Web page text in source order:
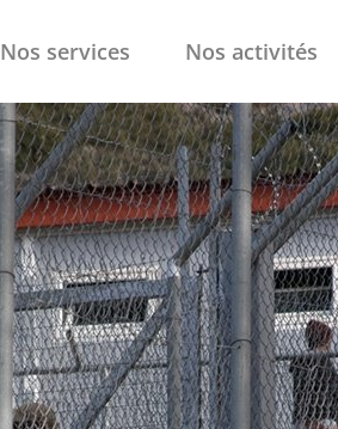
Nos services Nos activités